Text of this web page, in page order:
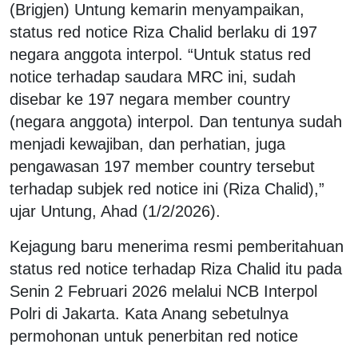
(Brigjen) Untung kemarin menyampaikan,
status red notice Riza Chalid berlaku di 197
negara anggota interpol. “Untuk status red
notice terhadap saudara MRC ini, sudah
disebar ke 197 negara member country
(negara anggota) interpol. Dan tentunya sudah
menjadi kewajiban, dan perhatian, juga
pengawasan 197 member country tersebut
terhadap subjek red notice ini (Riza Chalid),”
ujar Untung, Ahad (1/2/2026).
Kejagung baru menerima resmi pemberitahuan
status red notice terhadap Riza Chalid itu pada
Senin 2 Februari 2026 melalui NCB Interpol
Polri di Jakarta. Kata Anang sebetulnya
permohonan untuk penerbitan red notice